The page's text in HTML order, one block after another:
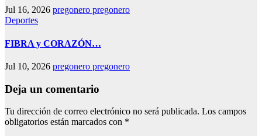
Jul 16, 2026 pregonero pregonero
Deportes
FIBRA y CORAZÓN…
Jul 10, 2026 pregonero pregonero
Deja un comentario
Tu dirección de correo electrónico no será publicada. Los campos
obligatorios están marcados con *